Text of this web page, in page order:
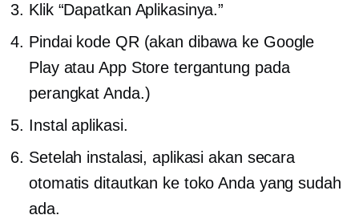
Klik “Dapatkan Aplikasinya.”
Pindai kode QR (akan dibawa ke Google
Play atau App Store tergantung pada
perangkat Anda.)
Instal aplikasi.
Setelah instalasi, aplikasi akan secara
otomatis ditautkan ke toko Anda yang sudah
ada.